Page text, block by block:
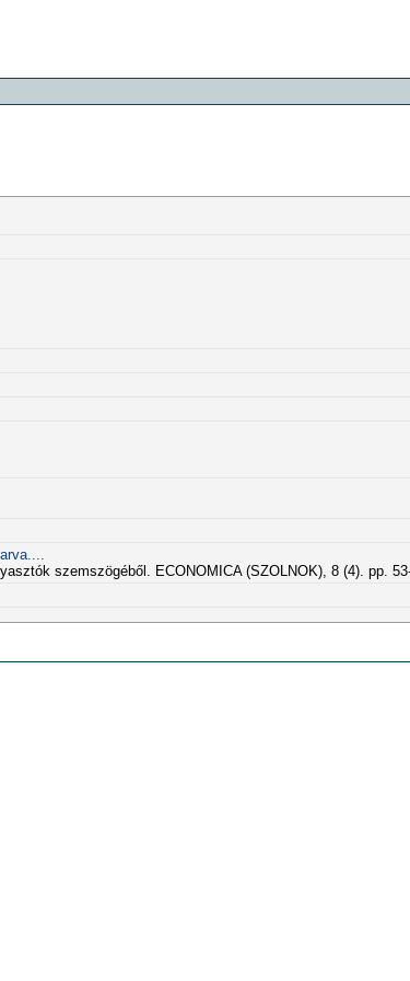
szemszögéből. ECONOMICA (SZOLNOK), 8 (4). pp.